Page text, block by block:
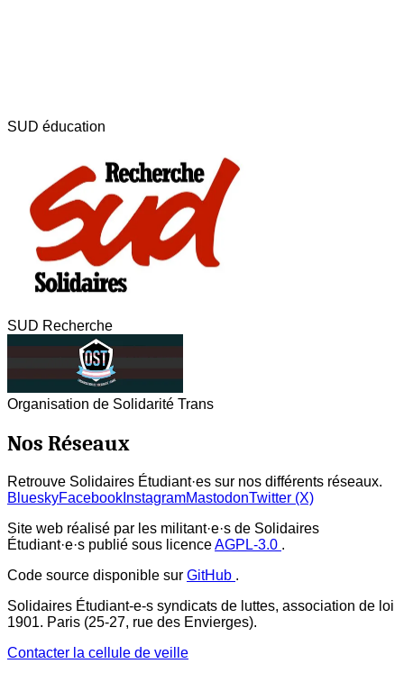
SUD éducation
SUD Recherche
Organisation de Solidarité Trans
Nos Réseaux
Retrouve Solidaires Étudiant·es sur nos différents réseaux.
BlueskyFacebook InstagramMastodonTwitter (X)
Site web réalisé par les militant·e·s de Solidaires
Étudiant·e·s publié sous licenceAGPL-3.0 .
Code source disponible sur GitHub .
Solidaires Étudiant-e-s syndicats de luttes, association de loi
1901. Paris (25-27, rue des Envierges).
Contacter la cellule de veille